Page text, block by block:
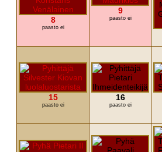
8
paasto ei
9
paasto ei
15
paasto ei
16
paasto ei